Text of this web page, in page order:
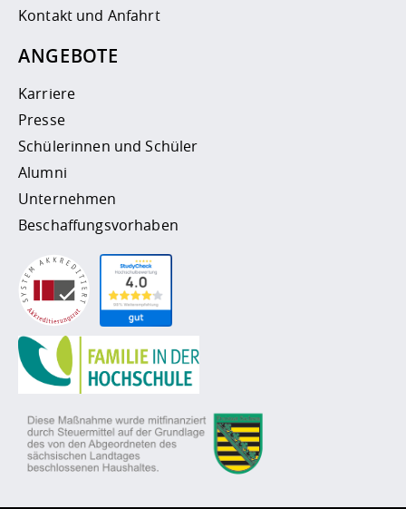
Kontakt und Anfahrt
ANGEBOTE
Karriere
Presse
Schülerinnen und Schüler
Alumni
Unternehmen
Beschaffungsvorhaben